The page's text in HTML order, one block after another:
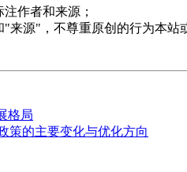
作者和来源；
来源"，不尊重原创的行为本站
格局
策的主要变化与优化方向